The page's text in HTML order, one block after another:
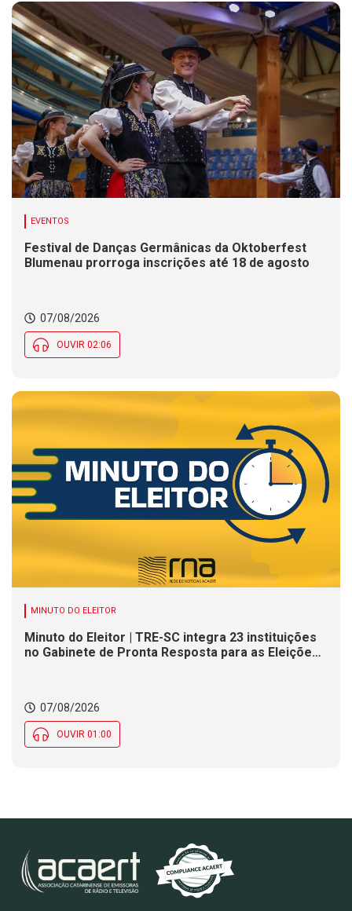
EVENTOS
Festival de Danças Germânicas da Oktoberfest
Blumenau prorroga inscrições até 18 de agosto
07/08/2026
OUVIR 02:06
MINUTO DO ELEITOR
Minuto do Eleitor | TRE-SC integra 23 instituições
no Gabinete de Pronta Resposta para as Eleições
07/08/2026
OUVIR 01:00